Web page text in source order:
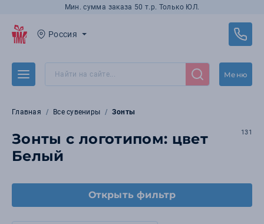
Мин. сумма заказа 50 т.р. Только ЮЛ.
Россия
Меню
Главная Все сувениры Зонты
Зонты с логотипом: цвет
Белый
131
Открыть фильтр